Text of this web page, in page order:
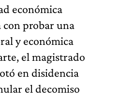
económica
con probar una
y económica
el magistrado
en disidencia
el decomiso